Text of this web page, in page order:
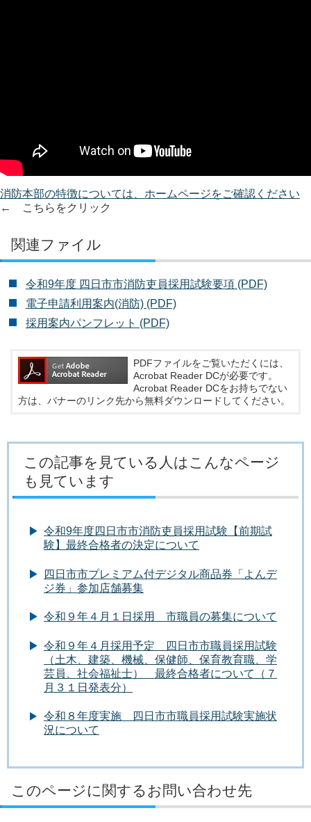
消防本部の特徴については、ホームページをご確認ください
← こちらをクリック
関連ファイル
令和9年度 四日市市消防吏員採用試験要項 (PDF)
電子申請利用案内(消防) (PDF)
採用案内パンフレット (PDF)
PDFファイルをご覧いただくには、
Acrobat Reader DCが必要です。
Acrobat Reader DCをお持ちでない
方は、バナーのリンク先から無料ダウンロードしてください。
この記事を見ている人はこんなページ
も見ています
令和9年度四日市市消防吏員採用試験【前期試
験】最終合格者の決定について
四日市市プレミアム付デジタル商品券「よんデ
ジ券」参加店舗募集
令和９年４月１日採用 市職員の募集について
令和９年４月採用予定 四日市市職員採用試験
（土木、建築、機械、保健師、保育教育職、学
芸員、社会福祉士） 最終合格者について（７
月３１日発表分）
令和８年度実施 四日市市職員採用試験実施状
況について
このページに関するお問い合わせ先